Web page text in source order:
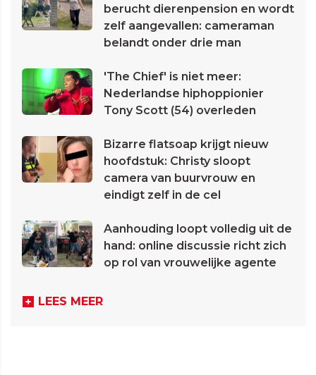
berucht dierenpension en wordt
zelf aangevallen: cameraman
belandt onder drie man
'The Chief' is niet meer:
Nederlandse hiphoppionier
Tony Scott (54) overleden
Bizarre flatsoap krijgt nieuw
hoofdstuk: Christy sloopt
camera van buurvrouw en
eindigt zelf in de cel
Aanhouding loopt volledig uit de
hand: online discussie richt zich
op rol van vrouwelijke agente
LEES MEER